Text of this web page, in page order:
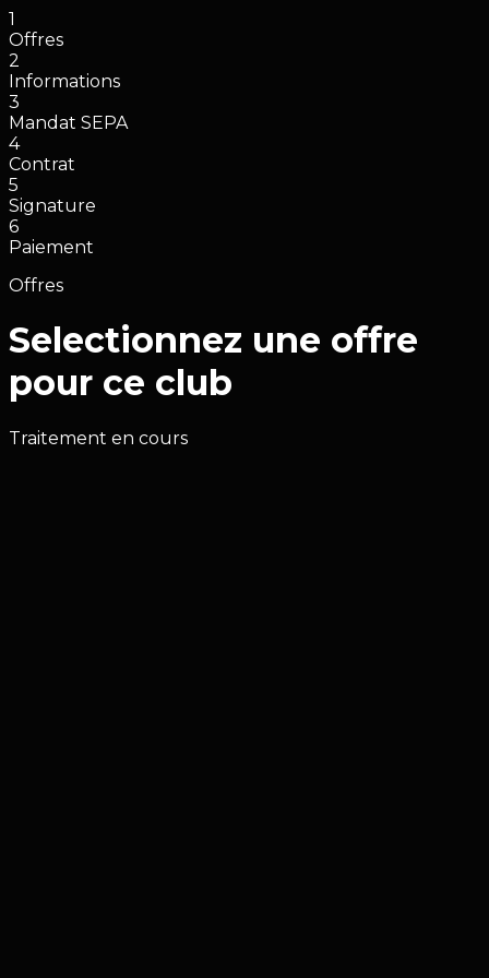
1
Offres
2
Informations
3
Mandat SEPA
4
Contrat
5
Signature
6
Paiement
Offres
Selectionnez une offre
pour ce club
Traitement en cours